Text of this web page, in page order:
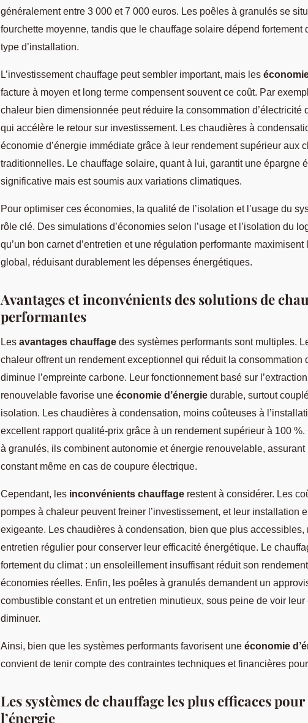
généralement entre 3 000 et 7 000 euros. Les poêles à granulés se
fourchette moyenne, tandis que le chauffage solaire dépend fortement
type d’installation.
L’investissement chauffage peut sembler important, mais les
facture à moyen et long terme compensent souvent ce coût. Par
chaleur bien dimensionnée peut réduire la consommation d’électricité
qui accélère le retour sur investissement. Les chaudières à
économie d’énergie immédiate grâce à leur rendement supérieur aux
traditionnelles. Le chauffage solaire, quant à lui, garantit une épargne
significative mais est soumis aux variations climatiques.
Pour optimiser ces économies, la qualité de l’isolation et l’usage du
rôle clé. Des simulations d’économies selon l’usage et l’isolation du
qu’un bon carnet d’entretien et une régulation performante maximisent
global, réduisant durablement les dépenses énergétiques.
Avantages et inconvénients des solutions de
performantes
Les avantages chauffage des systèmes performants sont multiples.
chaleur offrent un rendement exceptionnel qui réduit la consommation
diminue l’empreinte carbone. Leur fonctionnement basé sur
renouvelable favorise une économie d’énergie durable, surtout
isolation. Les chaudières à condensation, moins coûteuses à
excellent rapport qualité-prix grâce à un rendement supérieur à 100
à granulés, ils combinent autonomie et énergie renouvelable, assurant
constant même en cas de coupure électrique.
Cependant, les inconvénients chauffage restent à considérer. Les
pompes à chaleur peuvent freiner l’investissement, et leur installation
exigeante. Les chaudières à condensation, bien que plus accessibles,
entretien régulier pour conserver leur efficacité énergétique. Le
fortement du climat : un ensoleillement insuffisant réduit son
économies réelles. Enfin, les poêles à granulés demandent un
combustible constant et un entretien minutieux, sous peine de voir leur
diminuer.
Ainsi, bien que les systèmes performants favorisent une économie
convient de tenir compte des contraintes techniques et financières
Les systèmes de chauffage les plus efficaces
l’énergie